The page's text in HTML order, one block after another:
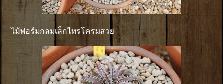
ไม้ฟอร์มกลมเล็กไทรโครมสวย